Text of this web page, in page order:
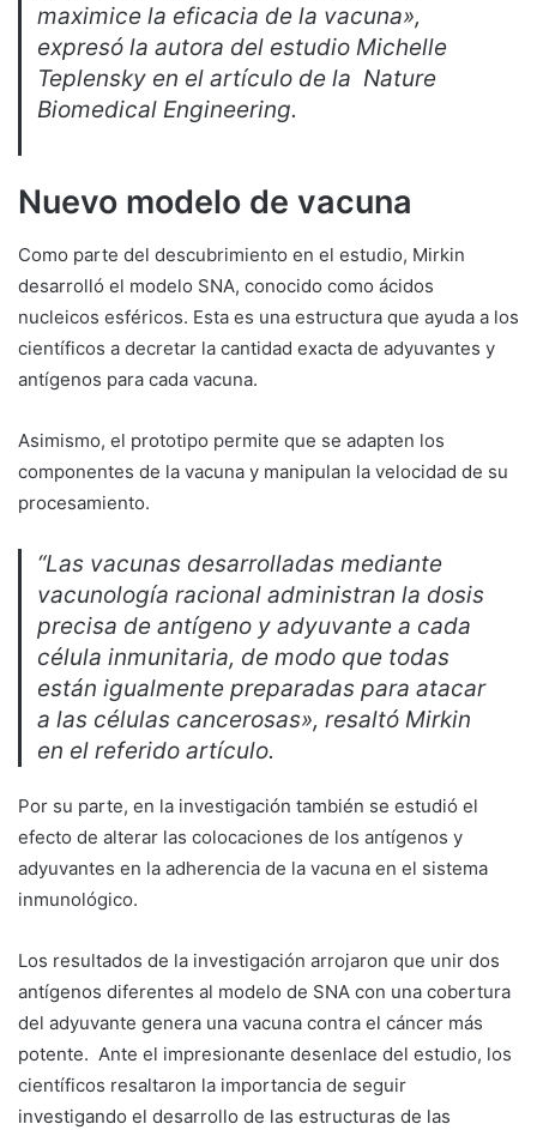
maximice la eficacia de la vacuna»,
expresó la autora del estudio Michelle
Teplensky en el artículo de la Nature
Biomedical Engineering.
Nuevo modelo de vacuna
Como parte del descubrimiento en el estudio, Mirkin
desarrolló el modelo SNA, conocido como ácidos
nucleicos esféricos. Esta es una estructura que ayuda a los
científicos a decretar la cantidad exacta de adyuvantes y
antígenos para cada vacuna.
Asimismo, el prototipo permite que se adapten los
componentes de la vacuna y manipulan la velocidad de su
procesamiento.
“Las vacunas desarrolladas mediante
vacunología racional administran la dosis
precisa de antígeno y adyuvante a cada
célula inmunitaria, de modo que todas
están igualmente preparadas para atacar
a las células cancerosas», resaltó Mirkin
en el referido artículo.
Por su parte, en la investigación también se estudió el
efecto de alterar las colocaciones de los antígenos y
adyuvantes en la adherencia de la vacuna en el sistema
inmunológico.
Los resultados de la investigación arrojaron que unir dos
antígenos diferentes al modelo de SNA con una cobertura
del adyuvante genera una vacuna contra el cáncer más
potente. Ante el impresionante desenlace del estudio, los
científicos resaltaron la importancia de seguir
investigando el desarrollo de las estructuras de las